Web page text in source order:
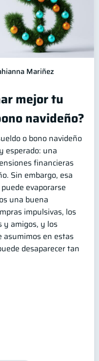
Mariñez
mejor tu
navideño?
o bono navideño
esperado: una
financieras
Sin embargo, esa
evaporarse
una buena
impulsivas, los
y amigos, y los
asumimos en estas
desaparecer tan